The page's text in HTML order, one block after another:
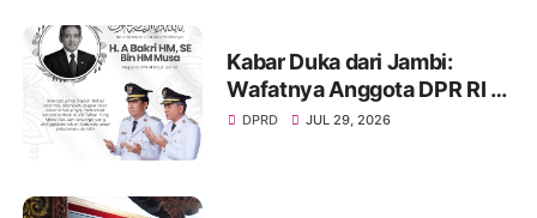
Kabar Duka dari Jambi:
Wafatnya Anggota DPR RI H.
A. Bakri HM, Jejak
DPRD JUL 29, 2026